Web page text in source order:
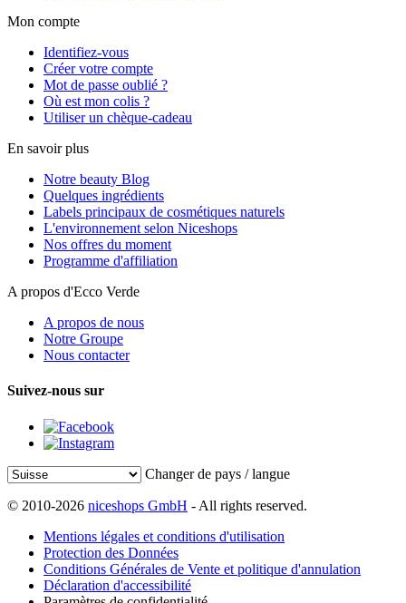
Mon compte
Identifiez-vous
Créer votre compte
Mot de passe oublié ?
Où est mon colis ?
Utiliser un chèque-cadeau
En savoir plus
Notre beauty Blog
Quelques ingrédients
Labels principaux de cosmétiques naturels
L'environnement selon Niceshops
Nos offres du moment
Programme d'affiliation
A propos d'Ecco Verde
A propos de nous
Notre Groupe
Nous contacter
Suivez-nous sur
Changer de pays / langue
© 2010-2026 niceshops GmbH - All rights reserved.
Mentions légales et conditions d'utilisation
Protection des Données
Conditions Générales de Vente et politique d'annulation
Déclaration d'accessibilité